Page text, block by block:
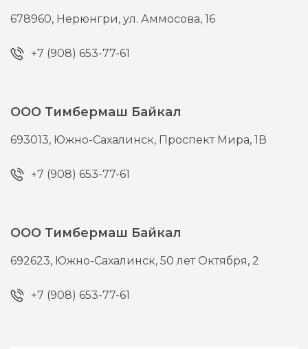
678960, Нерюнгри,ул. Аммосова, 16
+7 (908) 653-77-61
ООО Тимбермаш Байкал
693013, Южно-Сахалинск, Проспект Мира, 1В
+7 (908) 653-77-61
ООО Тимбермаш Байкал
692623, Южно-Сахалинск,50 лет Октября, 2
+7 (908) 653-77-61